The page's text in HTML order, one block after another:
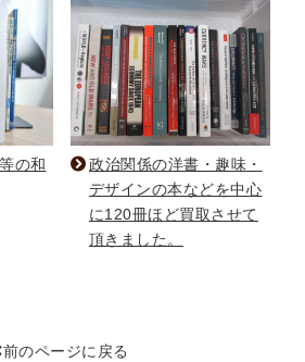
の和
政治関係の洋書・趣味・
デザインの本などを中心
に120冊ほど買取させて
頂きました。
前のページに戻る